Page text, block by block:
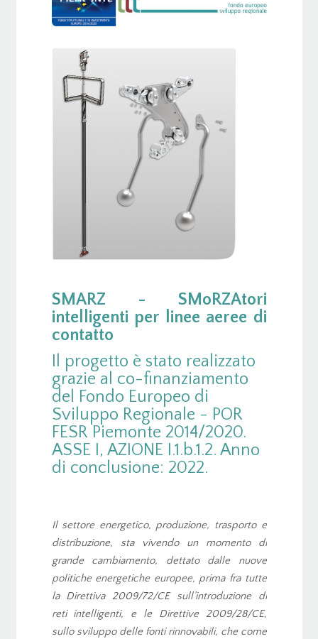
SMARZ - SMoRZAtori
intelligenti per linee aeree di
contatto
Il progetto è stato realizzato
grazie al co-finanziamento
del Fondo Europeo di
Sviluppo Regionale - POR
FESR Piemonte 2014/2020.
ASSE I, AZIONE I.1.b.1.2. Anno
di conclusione: 2022.
Il settore energetico, produzione, trasporto e
distribuzione, sta vivendo un momento di
grande cambiamento, dettato dalle nuove
politiche energetiche europee, prima fra tutte
la Direttiva 2009/72/CE sull’introduzione di
reti intelligenti, e le Direttive 2009/28/CE,
sullo sviluppo delle fonti rinnovabili, che come